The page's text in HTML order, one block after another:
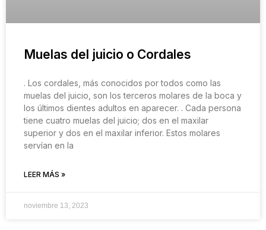
Muelas del juicio o Cordales
. Los cordales, más conocidos por todos como las
muelas del juicio, son los terceros molares de la boca y
los últimos dientes adultos en aparecer. . Cada persona
tiene cuatro muelas del juicio; dos en el maxilar
superior y dos en el maxilar inferior. Estos molares
servían en la
LEER MÁS »
noviembre 13, 2023